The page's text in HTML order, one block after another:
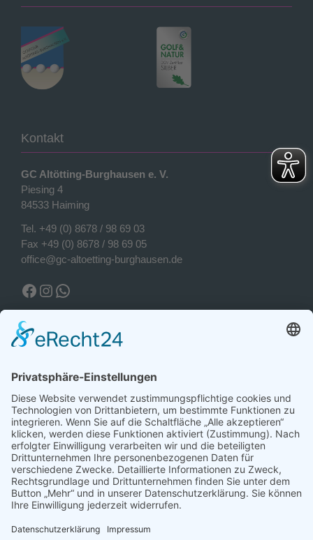
Kontakt
GC Altötting-Burghausen e. V.
Piesing 4
84533 Haiming
Tel. +49 (0) 8678 / 98 69 03
Fax +49 (0) 8678 / 98 69 05
office@gc-altoetting-burghausen.de
Facebook Golfclub
Instagram Golfclub
WhatsApp
Wetter Piesing
Wetter Piesing
Freitag, 07.08.2026
20°C
Bedeckt
Morgens
17 / 23°C
Bedeckt
Mittags
23 / 26°C
Wolkig
Abends
20 / 24°C